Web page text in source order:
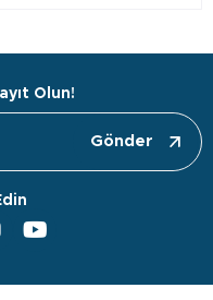
Olun!
Gönder